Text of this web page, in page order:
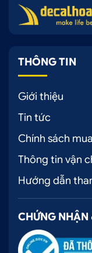
THÔNG TIN
Giới thiệu
Tin tức
Chính sách
Thông tin vận
Hướng dẫn
CHỨNG